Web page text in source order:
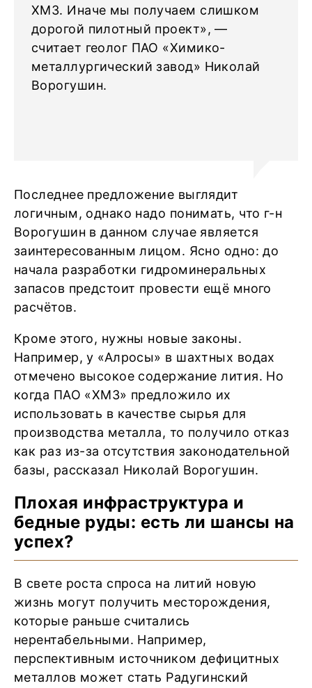
ХМЗ. Иначе мы получаем слишком
дорогой пилотный проект», —
считает геолог ПАО «Химико-
металлургический завод» Николай
Ворогушин.
Последнее предложение выглядит
логичным, однако надо понимать, что г-н
Ворогушин в данном случае является
заинтересованным лицом. Ясно одно: до
начала разработки гидроминеральных
запасов предстоит провести ещё много
расчётов.
Кроме этого, нужны новые законы.
Например, у «Алросы» в шахтных водах
отмечено высокое содержание лития. Но
когда ПАО «ХМЗ» предложило их
использовать в качестве сырья для
производства металла, то получило отказ
как раз из-за отсутствия законодательной
базы, рассказал Николай Ворогушин.
Плохая инфраструктура и
бедные руды: есть ли шансы на
успех?
В свете роста спроса на литий новую
жизнь могут получить месторождения,
которые раньше считались
нерентабельными. Например,
перспективным источником дефицитных
металлов может стать Радугинский